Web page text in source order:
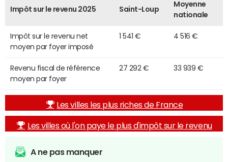
Impôt sur le revenu 2025 Saint-Loup
Moyenne
nationale
Impôt sur le revenu net
moyen par foyer imposé
1 541 € 4 516 €
Revenu fiscal de référence
moyen par foyer
27 292 € 33 939 €
Les villes les plus riches de France
Les villes où l'on paye le plus d'impôt sur le revenu
A ne pas manquer